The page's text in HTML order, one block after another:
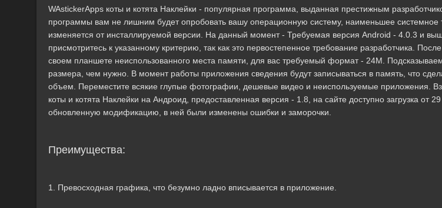
WAstickerApps коты и котята Наклейки - популярная программа, выданная престижным
программы вам не лишним будет опробовать вашу операционную систему, наименьшее системное
изменяется от инсталлируемой версии. На данный момент - Требуемая версия Android - 4.0.3 и
присмотритесь к указанному критерию, так как это первостепенное требование разработчика.
своем планшете неиспользованного места памяти, для вас требуемый формат - 24M.
размера, чем нужно. В момент работы приложения сведения будут записываться в память, что
объем. Переместите всякие глупые фотографии, дешевые видео и неиспользуемые приложения.
коты и котята Наклейки на Андроид, предоставленная версия - 1.8, на сайте доступно загрузка от 29
обновленную модификацию, в ней были изменены ошибки и заморочки.
Преимущества:
1. Превосходная графика, что безумно ладно вписывается в приложение.